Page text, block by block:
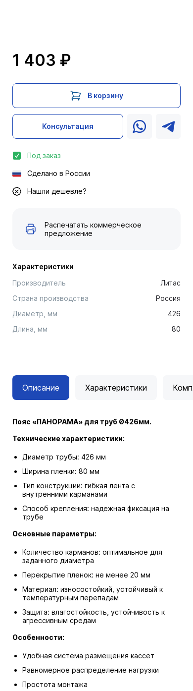
Характеристики
Производитель
Литас
Страна производства
Россия
Диаметр, мм
426
Длина, мм
80
1 403 ₽
В корзину
Консультация
Под заказ
Сделано в России
Нашли дешевле?
Распечатать коммерческое
предложение
Описание Характеристики
Пояс «ПАНОРАМА» для труб Ø426мм.
Технические характеристики:
Диаметр трубы: 426 мм
Ширина пленки: 80 мм
Тип конструкции: гибкая лента с
внутренними карманами
Способ крепления: надежная фиксация на
трубе
Основные параметры:
Количество карманов: оптимальное для
заданного диаметра
Перекрытие пленок: не менее 20 мм
Материал: износостойкий, устойчивый к
температурным перепадам
Защита: влагостойкость, устойчивость к
агрессивным средам
Особенности:
Удобная система размещения кассет
Равномерное распределение нагрузки
Простота монтажа